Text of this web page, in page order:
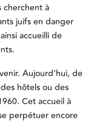
cherchent à
juifs en danger
accueilli de
Aujourd’hui, de
hôtels ou des
Cet accueil à
perpétuer encore